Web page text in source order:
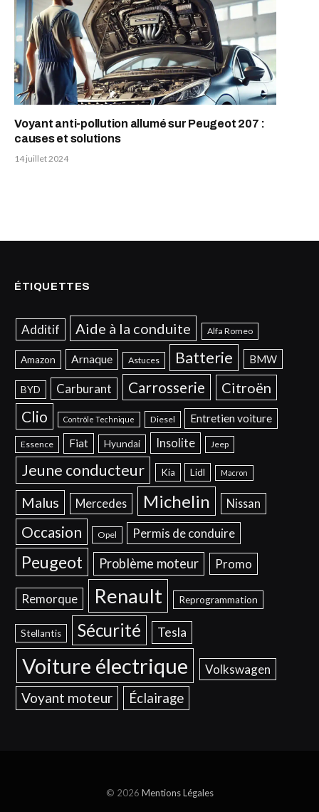
Voyant anti-pollution allumé sur Peugeot 207 :
causes et solutions
14 juillet 2024
ÉTIQUETTES
Additif Aide à la conduite Alfa Romeo
Amazon Arnaque Astuces Batterie BMW
BYD Carburant Carrosserie Citroën
Clio Contrôle Technique Diesel Entretien voiture
Essence Fiat Hyundai Insolite Jeep
Jeune conducteur Kia Lidl Macron
Malus Mercedes Michelin Nissan
Occasion Opel Permis de conduire
Peugeot Problème moteur Promo
Remorque Renault Reprogrammation
Stellantis Sécurité Tesla
Voiture électrique Volkswagen
Voyant moteur Éclairage
© 2026 Mentions Légales